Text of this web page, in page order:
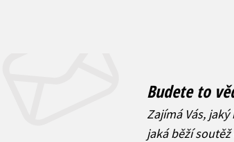
Budete to
Zajímá Vás,
jaká běží